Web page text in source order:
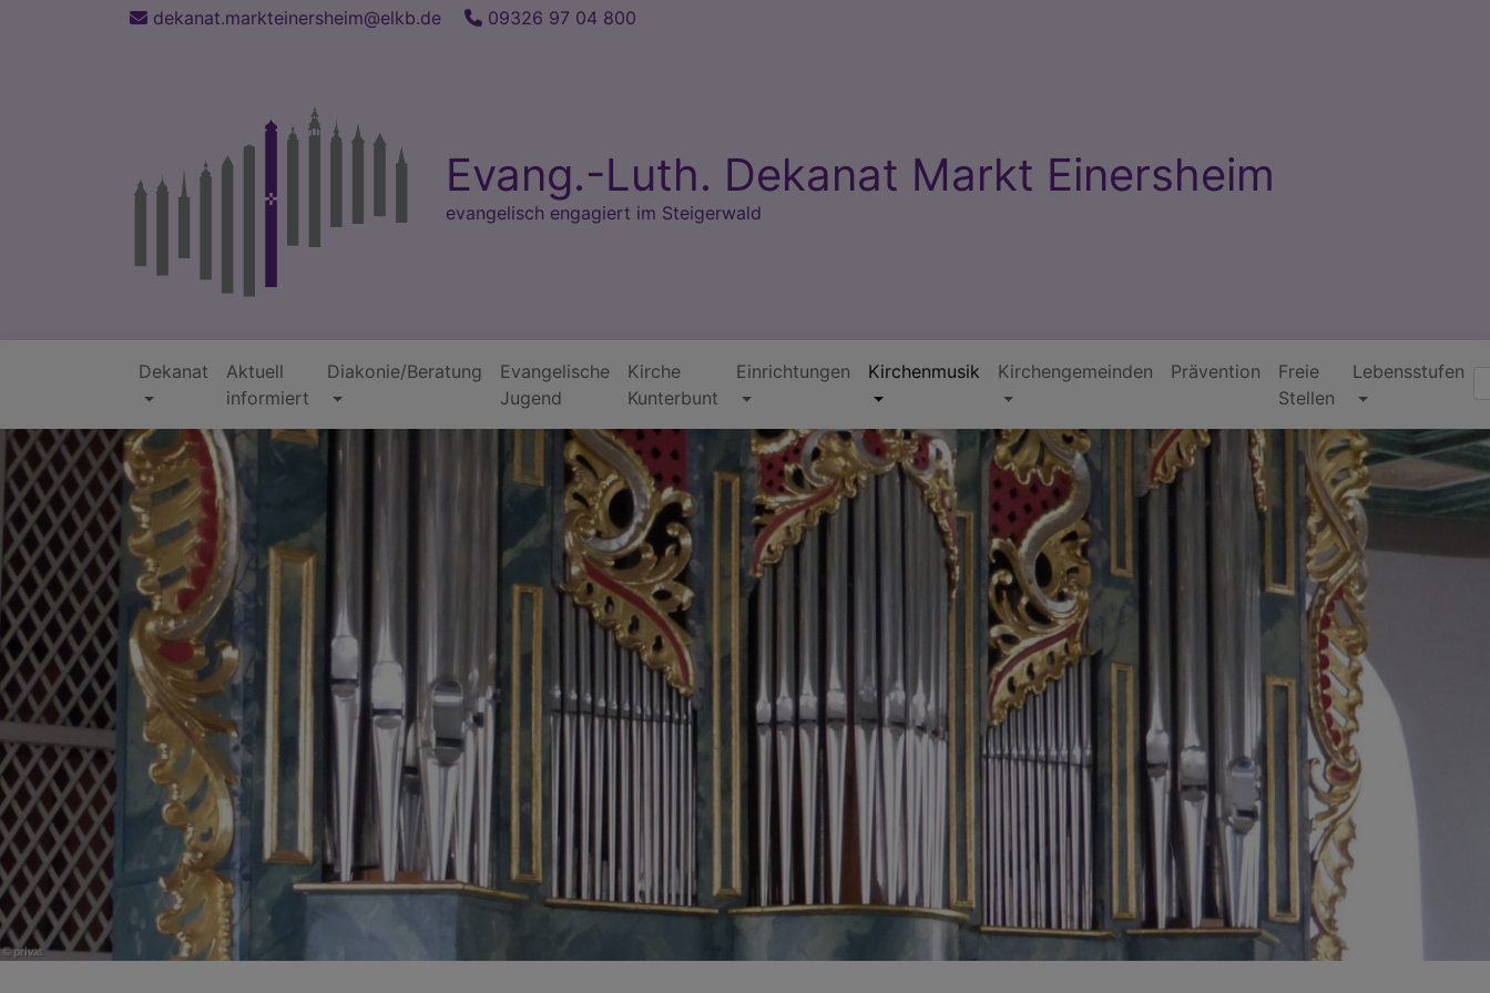
dekanat.markteinersheim@elkb.de 09326 97 04 800
Evang.-Luth. Dekanat Markt Einersheim
evangelisch engagiert im Steigerwald
Hauptnavigation
Dekanat
Aktuell
informiert
Diakonie/Beratung
Evangelische
Jugend
Kirche
Kunterbunt
Einrichtungen Kirchenmusik Kirchengemeinden Prävention
Freie
Stellen
Lebensstufen